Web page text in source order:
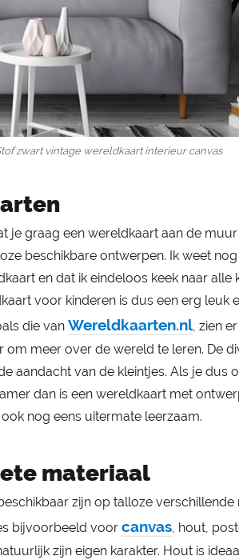
zwart vintage wereldkaart interieur canvas
je graag een wereldkaart aan de
beschikbare ontwerpen. Ik weet
en dat ik eindeloos keek naar alle
voor kinderen is dus een erg leuk
die van Wereldkaarten.nl, zien
om meer over de wereld te leren. De
aandacht van de kleintjes. Als je dus
dan is een wereldkaart met
nog eens uitermate leerzaam.
materiaal
zijn op talloze
bijvoorbeeld voor canvas, hout,
zijn eigen karakter. Hout is